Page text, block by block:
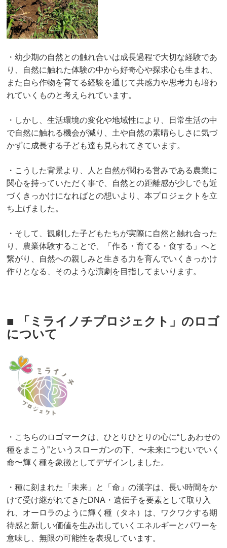
・幼少期の自然との触れ合いは成長過程で大切な経験であ
り、自然に触れた体験の中から好奇心や探求心も生まれ、
また自ら作物を育てる経験を通じて共感力や思考力も培わ
れていくものと考えられています。
・しかし、生活環境の変化や地域性により、日常生活の中
で自然に触れる機会が減り、土や自然の素晴らしさに気づ
かずに成長する子ども達も見られてきています。
・こうした背景より、人と自然が関わる営みである農業に
関心を持っていただく事で、自然との距離感が少しでも近
づくきっかけになればとの想いより、本プロジェクトを立
ち上げました。
・そして、観劇した子どもたちが実際に自然と触れ合った
り、農業体験することで、「作る・育てる・食する」へと
繋がり、自然への親しみと生きる力を育んでいくきっかけ
作りとなる、そのような演劇を目指してまいります。
■ 「ミライノチプロジェクト」のロゴ
について
・こちらのロゴマークは、ひとりひとりの心に“しあわせの
種をまこう”というスローガンの下、〜未来につむいでいく
命〜輝く種を象徴としてデザインしました。
・種に刻まれた「未来」と「命」の漢字は、長い時間をか
けて受け継がれてきたDNA・遺伝子を要素として取り入
れ、オーロラのように輝く種（タネ）は、ワクワクする期
待感と新しい価値を生み出していくエネルギーとパワーを
意味し、無限の可能性を表現しています。